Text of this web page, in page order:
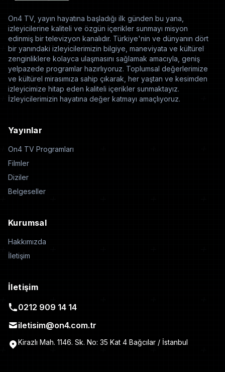
On4 TV, yayın hayatına başladığı ilk günden bu yana,
izleyicilerine kaliteli ve özgün içerikler sunmayı misyon
edinmiş bir televizyon kanalıdır. Türkiye'nin ve dünyanın dört
bir yanındaki izleyicilerimizin bilgiye, maneviyata ve kültürel
zenginliklere kolayca ulaşmasını sağlamak amacıyla, geniş
yelpazede programlar hazırlıyoruz. Toplumsal değerlerimize
ve kültürel mirasımıza sahip çıkarak, her yaştan ve kesimden
izleyicimize hitap eden kaliteli içerikler sunmaktayız.
İzleyicilerimizin hayatına değer katmayı amaçlıyoruz.
Yayınlar
On4 TV Programları
Filmler
Diziler
Belgeseller
Kurumsal
Hakkımızda
İletişim
İletişim
0212 909 14 14
iletisim@on4.com.tr
Kirazlı Mah. 1146. Sk. No: 35 Kat 4 Bağcılar / İstanbul